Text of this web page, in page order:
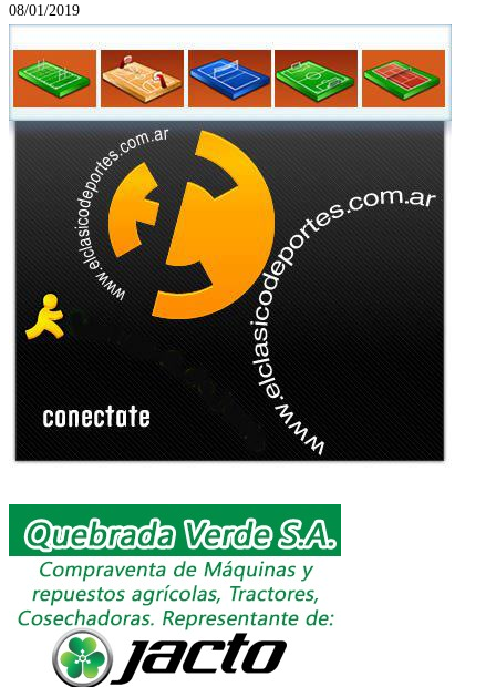
08/01/2019